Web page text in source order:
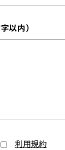
以内）
利用規約